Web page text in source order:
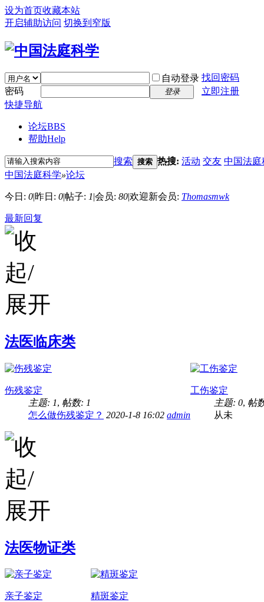
设为首页收藏本站
开启辅助访问 切换到窄版
自动登录 找回密码
密码
登录
立即注册
快捷导航
论坛BBS
帮助Help
搜索 搜索 热搜: 活动 交友 中国法庭
中国法庭科学»论坛
今日: 0|昨日: 0|帖子: 1|会员: 80|欢迎新会员: Thomasmwk
最新回复
法医临床类
伤残鉴定
主题: 1, 帖数: 1
怎么做伤残鉴定？ 2020-1-8 16:02 admin
工伤鉴定
主题: 0, 帖
从未
法医物证类
亲子鉴定
精斑鉴定